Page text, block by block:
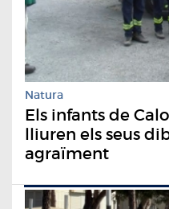
Natura
Els infants de
lliuren els seus
agraïment